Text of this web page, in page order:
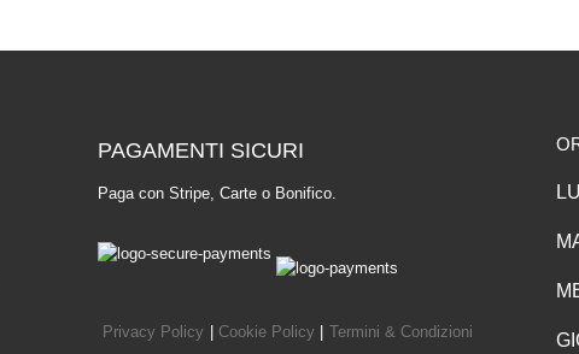
PAGAMENTI SICURI
Paga con Stripe, Carte o Bonifico.
Privacy Policy Cookie Policy Termini & Condizioni